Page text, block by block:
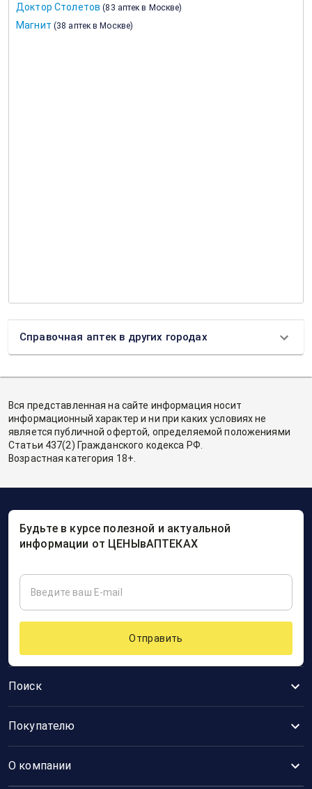
Доктор Столетов (83 аптек в Москве)
Магнит (38 аптек в Москве)
Справочная аптек в других городах
Вся представленная на сайте информация носит
информационный характер и ни при каких условиях не
является публичной офертой, определяемой положениями
Статьи 437(2) Гражданского кодекса РФ.
Возрастная категория 18+.
Поиск
Покупателю
О компании
Будьте в курсе полезной и актуальной
информации от ЦЕНЫвАПТЕКАХ
Отправить